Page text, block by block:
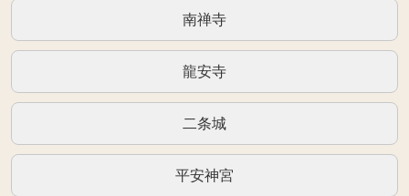
南禅寺
龍安寺
二条城
平安神宮